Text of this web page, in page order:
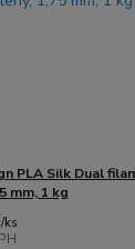
PLA Silk Dual
mm, 1 kg
/ks